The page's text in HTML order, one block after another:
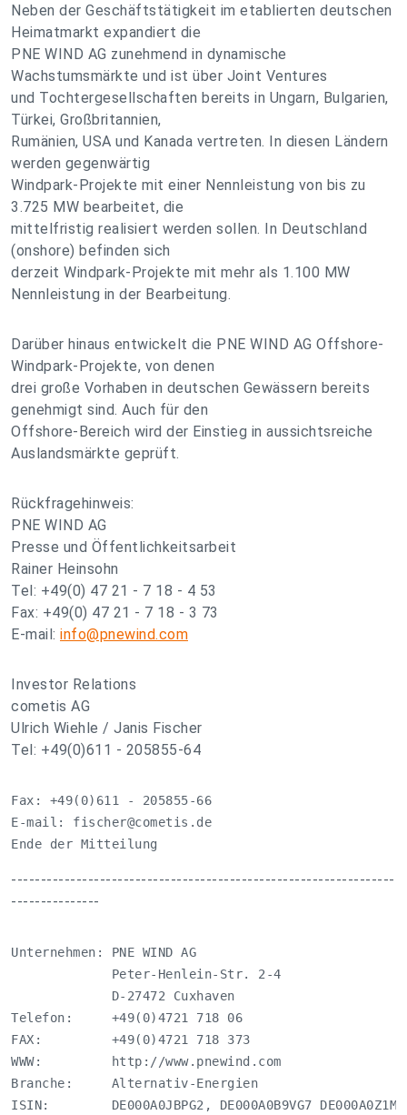
Neben der Geschäftstätigkeit im etablierten deutschen
Heimatmarkt expandiert die
PNE WIND AG zunehmend in dynamische
Wachstumsmärkte und ist über Joint Ventures
und Tochtergesellschaften bereits in Ungarn, Bulgarien,
Türkei, Großbritannien,
Rumänien, USA und Kanada vertreten. In diesen Ländern
werden gegenwärtig
Windpark-Projekte mit einer Nennleistung von bis zu
3.725 MW bearbeitet, die
mittelfristig realisiert werden sollen. In Deutschland
(onshore) befinden sich
derzeit Windpark-Projekte mit mehr als 1.100 MW
Nennleistung in der Bearbeitung.
Darüber hinaus entwickelt die PNE WIND AG Offshore-
Windpark-Projekte, von denen
drei große Vorhaben in deutschen Gewässern bereits
genehmigt sind. Auch für den
Offshore-Bereich wird der Einstieg in aussichtsreiche
Auslandsmärkte geprüft.
Rückfragehinweis:
PNE WIND AG
Presse und Öffentlichkeitsarbeit
Rainer Heinsohn
Tel: +49(0) 47 21 - 7 18 - 4 53
Fax: +49(0) 47 21 - 7 18 - 3 73
E-mail: info@pnewind.com
Investor Relations
cometis AG
Ulrich Wiehle / Janis Fischer
Tel: +49(0)611 - 205855-64
Fax: +49(0)611 - 205855-66
E-mail: fischer@cometis.de
Ende der Mitteilung
-----------------------------------------------------------------
---------------
Unternehmen: PNE WIND AG
             Peter-Henlein-Str. 2-4
             D-27472 Cuxhaven
Telefon:     +49(0)4721 718 06
FAX:         +49(0)4721 718 373
WWW:         http://www.pnewind.com
Branche:     Alternativ-Energien
ISIN:        DE000A0JBPG2, DE000A0B9VG7 DE000A0Z1MR2